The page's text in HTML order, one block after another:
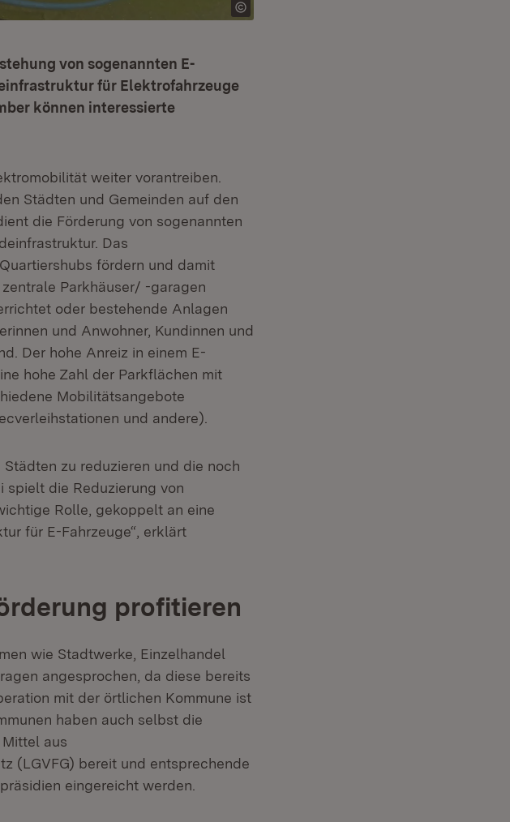
von sogenannten E-
für Elektrofahrzeuge
können interessierte
weiter vorantreiben.
Städten und Gemeinden auf den
die Förderung von sogenannten
Das
fördern und damit
Parkhäuser/ -garagen
oder bestehende Anlagen
und Anwohner, Kundinnen und
Der hohe Anreiz in einem E-
hohe Zahl der Parkflächen mit
Mobilitätsangebote
und andere).
Städten zu reduzieren und die noch
spielt die Reduzierung von
Rolle, gekoppelt an eine
für E-Fahrzeuge“, erklärt
profitieren
wie Stadtwerke, Einzelhandel
angesprochen, da diese bereits
mit der örtlichen Kommune ist
haben auch selbst die
aus
(LGVFG) bereit und entsprechende
eingereicht werden.